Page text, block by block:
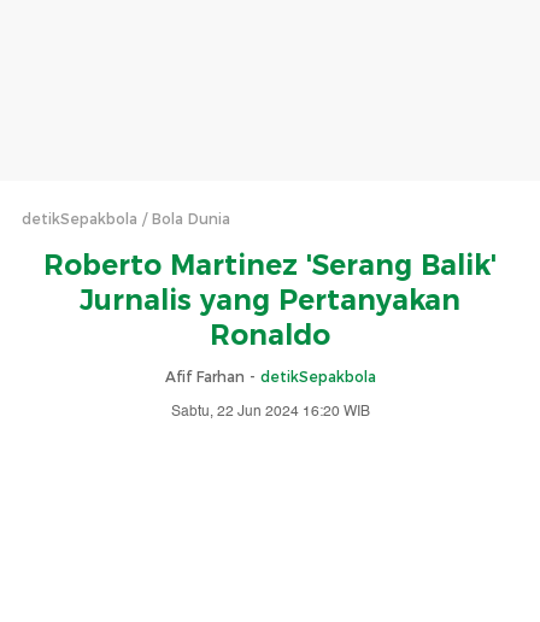
detikSepakbola Bola Dunia
Roberto Martinez 'Serang Balik'
Jurnalis yang Pertanyakan
Ronaldo
Afif Farhan - detikSepakbola
Sabtu, 22 Jun 2024 16:20 WIB